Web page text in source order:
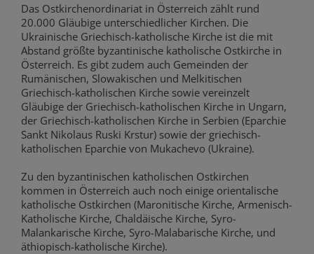
Das Ostkirchenordinariat in Österreich zählt rund
20.000 Gläubige unterschiedlicher Kirchen. Die
Ukrainische Griechisch-katholische Kirche ist die mit
Abstand größte byzantinische katholische Ostkirche in
Österreich. Es gibt zudem auch Gemeinden der
Rumänischen, Slowakischen und Melkitischen
Griechisch-katholischen Kirche sowie vereinzelt
Gläubige der Griechisch-katholischen Kirche in Ungarn,
der Griechisch-katholischen Kirche in Serbien (Eparchie
Sankt Nikolaus Ruski Krstur) sowie der griechisch-
katholischen Eparchie von Mukachevo (Ukraine).
Zu den byzantinischen katholischen Ostkirchen
kommen in Österreich auch noch einige orientalische
katholische Ostkirchen (Maronitische Kirche, Armenisch-
Katholische Kirche, Chaldäische Kirche, Syro-
Malankarische Kirche, Syro-Malabarische Kirche, und
äthiopisch-katholische Kirche).